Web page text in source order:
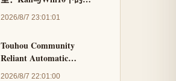
Metasploit实战演练
2026/8/7 23:01:01
Touhou Community
Reliant Automatic
Patcher核心功能解析：文
2026/8/7 22:01:00